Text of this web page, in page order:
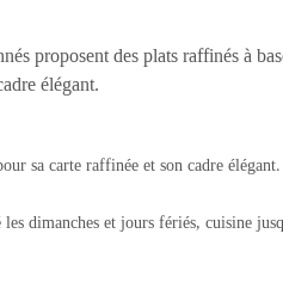
proposent des plats raffinés à
élégant.
sa carte raffinée et son cadre
dimanches et jours fériés, cuisine